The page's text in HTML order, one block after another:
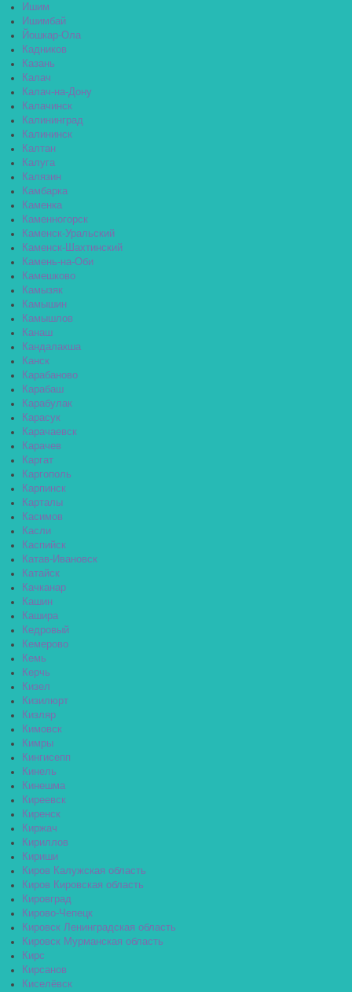
Ишим
Ишимбай
Йошкар-Ола
Кадников
Казань
Калач
Калач-на-Дону
Калачинск
Калининград
Калининск
Калтан
Калуга
Калязин
Камбарка
Каменка
Каменногорск
Каменск-Уральский
Каменск-Шахтинский
Камень-на-Оби
Камешково
Камызяк
Камышин
Камышлов
Канаш
Кандалакша
Канск
Карабаново
Карабаш
Карабулак
Карасук
Карачаевск
Карачев
Каргат
Каргополь
Карпинск
Карталы
Касимов
Касли
Каспийск
Катав-Ивановск
Катайск
Качканар
Кашин
Кашира
Кедровый
Кемерово
Кемь
Керчь
Кизел
Кизилюрт
Кизляр
Кимовск
Кимры
Кингисепп
Кинель
Кинешма
Киреевск
Киренск
Киржач
Кириллов
Кириши
Киров Калужская область
Киров Кировская область
Кировград
Кирово-Чепецк
Кировск Ленинградская область
Кировск Мурманская область
Кирс
Кирсанов
Киселёвск